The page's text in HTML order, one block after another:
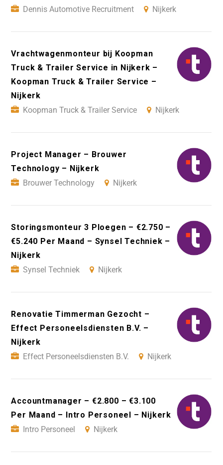
Dennis Automotive Recruitment
Nijkerk
Vrachtwagenmonteur bij Koopman
Truck & Trailer Service in Nijkerk –
Koopman Truck & Trailer Service –
Nijkerk
Koopman Truck & Trailer Service
Nijkerk
Project Manager – Brouwer
Technology – Nijkerk
Brouwer Technology
Nijkerk
Storingsmonteur 3 Ploegen – €2.750 –
€5.240 Per Maand – Synsel Techniek –
Nijkerk
Synsel Techniek
Nijkerk
Renovatie Timmerman Gezocht –
Effect Personeelsdiensten B.V. –
Nijkerk
Effect Personeelsdiensten B.V.
Nijkerk
Accountmanager – €2.800 – €3.100
Per Maand – Intro Personeel – Nijkerk
Intro Personeel
Nijkerk